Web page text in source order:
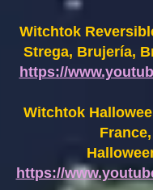
Witchtok
Strega, Brujería,
https://
Witchtok
France,
https://